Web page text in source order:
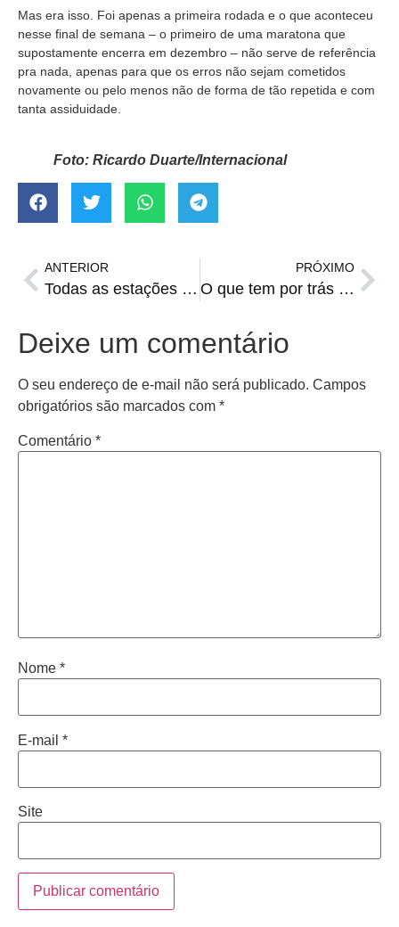
Mas era isso. Foi apenas a primeira rodada e o que aconteceu
nesse final de semana – o primeiro de uma maratona que
supostamente encerra em dezembro – não serve de referência
pra nada, apenas para que os erros não sejam cometidos
novamente ou pelo menos não de forma de tão repetida e com
tanta assiduidade.
Foto: Ricardo Duarte/Internacional
ANTERIOR
Todas as estações em dois dias
PRÓXIMO
O que tem por trás e o que pode vir com o título estadual de futsal
Deixe um comentário
O seu endereço de e-mail não será publicado. Campos
obrigatórios são marcados com *
Comentário *
Nome *
E-mail *
Site